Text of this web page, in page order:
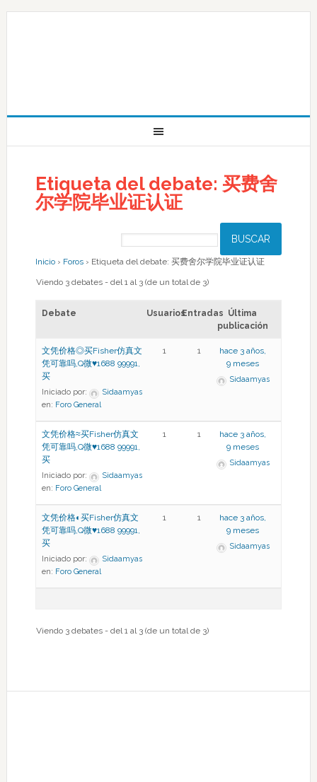
Etiqueta del debate: 买费舍
尔学院毕业证认证
Inicio › Foros › Etiqueta del debate: 买费舍尔学院毕业证认证
Viendo 3 debates - del 1 al 3 (de un total de 3)
Debate UsuariosEntradas Última
publicación
文凭价格◎买Fisher仿真文
凭可靠吗,Q微♥1688 99991,
买
Iniciado por:
Sidaamyas
en: Foro General
1 1
hace 3 años,
9 meses
Sidaamyas
文凭价格≈买Fisher仿真文
凭可靠吗,Q微♥1688 99991,
买
Iniciado por:
Sidaamyas
en: Foro General
1 1
hace 3 años,
9 meses
Sidaamyas
文凭价格◐买Fisher仿真文
凭可靠吗,Q微♥1688 99991,
买
Iniciado por:
Sidaamyas
en: Foro General
1 1
hace 3 años,
9 meses
Sidaamyas
Viendo 3 debates - del 1 al 3 (de un total de 3)